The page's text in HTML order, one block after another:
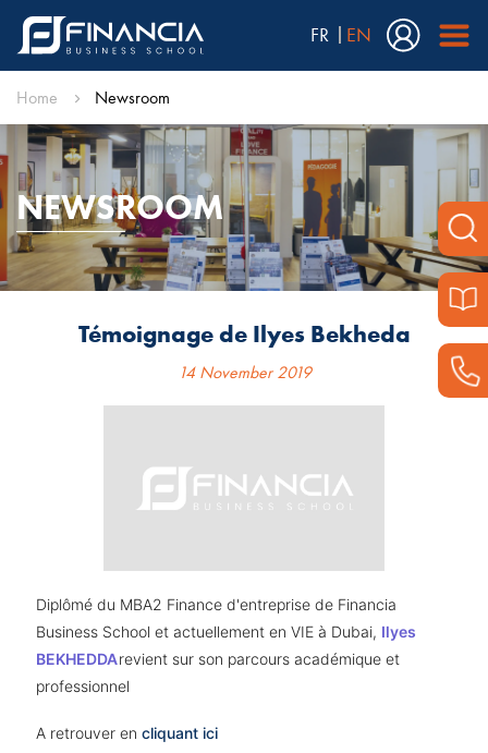
FR EN
Home Newsroom
NEWSROOM
Témoignage de Ilyes Bekheda
14 November 2019
Diplômé du MBA2 Finance d'entreprise de Financia
Business School et actuellement en VIE à Dubai, Ilyes
BEKHEDDArevient sur son parcours académique et
professionnel
A retrouver en cliquant ici